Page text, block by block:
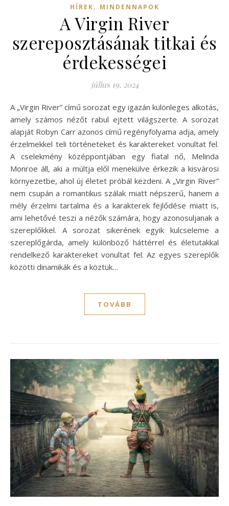
HÍREK, MINDENNAPOK
A Virgin River
szereposztásának titkai és
érdekességei
július 19, 2024
A „Virgin River” című sorozat egy igazán különleges alkotás,
amely számos nézőt rabul ejtett világszerte. A sorozat
alapját Robyn Carr azonos című regényfolyama adja, amely
érzelmekkel teli történeteket és karaktereket vonultat fel.
A cselekmény középpontjában egy fiatal nő, Melinda
Monroe áll, aki a múltja elől menekülve érkezik a kisvárosi
környezetbe, ahol új életet próbál kezdeni. A „Virgin River”
nem csupán a romantikus szálak miatt népszerű, hanem a
mély érzelmi tartalma és a karakterek fejlődése miatt is,
ami lehetővé teszi a nézők számára, hogy azonosuljanak a
szereplőkkel. A sorozat sikerének egyik kulcseleme a
szereplőgárda, amely különböző háttérrel és életutakkal
rendelkező karaktereket vonultat fel. Az egyes szereplők
közötti dinamikák és a köztük…
TOVÁBB